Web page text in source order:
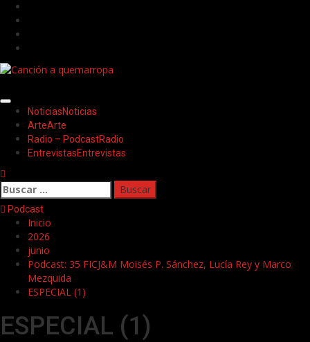
Saltar
contenido
Menú
principal
NoticiasNoticias
ArteArte
Radio – PodcastRadio
EntrevistasEntrevistas
Buscar:
Podcast
Inicio
2026
junio
Podcast: 35 FICJ&M Moisés P. Sánchez, Lucía Rey y Marco
Mezquida
ESPECIAL (1)
ESPECIAL (1)